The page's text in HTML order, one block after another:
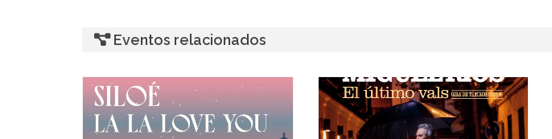
Eventos relacionados